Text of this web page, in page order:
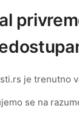
je trenutno
se na